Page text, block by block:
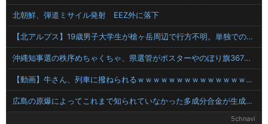
北朝鮮、弾道ミサイル発射 EEZ外に落下
【北アルプス】19歳男子大学生が槍ヶ岳周辺で行方不明。単独での入山後に足取り途絶える
沖縄知事選の秩序めちゃくちゃ、県選管がポスターやのぼり旗367件に撤去命令「公選法違反と判断」
【動画】牛さん、列車に撥ねられるｗｗｗｗｗｗｗｗｗｗｗｗｗｗｗｗｗｗｗｗ
広島の原爆によってこれまで知られていなかった多成分合金が生成されていたことが判明！
5chnavi